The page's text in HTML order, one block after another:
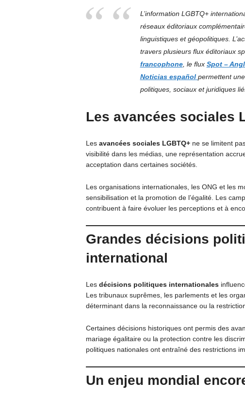
L’information LGBTQ+
réseaux éditoriaux
linguistiques et géopolitiques.
travers plusieurs flux éditoriaux
francophone, le flux Spot –
Noticias español permettent
politiques, sociaux et juridiques
Les avancées sociales
Les avancées sociales LGBTQ+ne se limitent
visibilité dans les médias, une représentation
acceptation dans certaines sociétés.
Les organisations internationales, les ONG et les
sensibilisation et la promotion de l’égalité. Les
contribuent à faire évoluer les perceptions et à
Grandes décisions
international
Les décisions politiques internationales
Les tribunaux suprêmes, les parlements et les
déterminant dans la reconnaissance ou la
Certaines décisions historiques ont permis des
mariage égalitaire ou la protection contre les
politiques nationales ont entraîné des restrictions
Un enjeu mondial